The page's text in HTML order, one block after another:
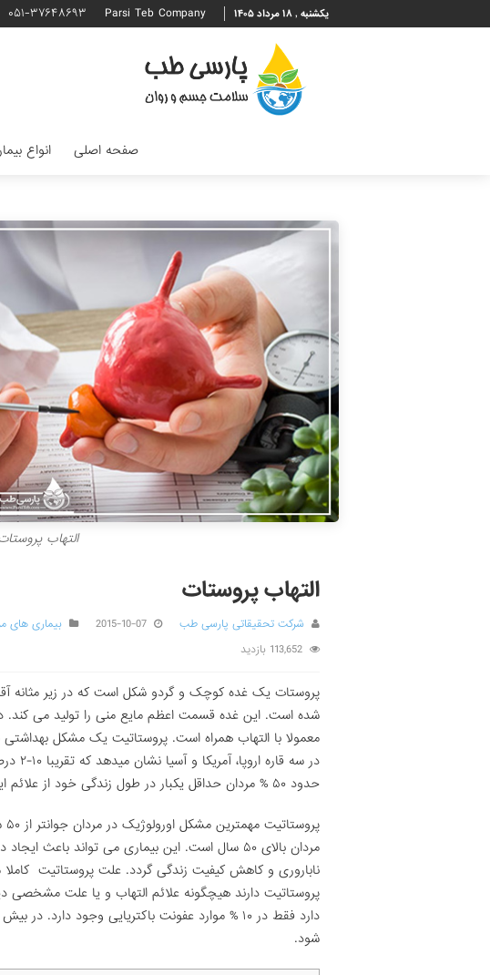
یکشنبه , ۱۸ مرداد ۱۴۰۵ Parsi Teb Company ۰۵۱-۳۷۶۴۸۶۹۳
صفحه اصلی انواع
التهاب
التهاب پروستات
شرکت تحقیقاتی پارسی طب 2015-10-07 بیماری های
113,652 بازدید
پروستات یک غده کوچک و گردو شکل است که در زیر مثانه
شده است. این غده قسمت اعظم مایع منی را تولید می کند.
معمولا با التهاب همراه است. پروستاتیت یک مشکل بهداشتی
در
حدود ۵۰ % مردان حداقل یکبار در طول زندگی خود از علائم این بیماری رنج برده اند.
مردان بالای ۵۰ سال است. این بیماری می تواند باعث
ناباروری و کاهش کیفیت زندگی گردد. علت پروستاتیت
پروستاتیت دارند هیچگونه علائم التهاب و یا علت مشخصی
دارد فقط در ۱۰ % موارد عفونت باکتریایی وجود
شود.